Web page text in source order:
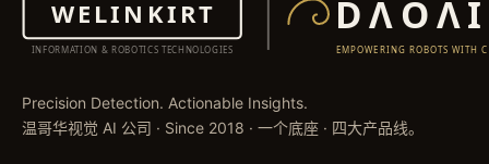
Precision Detection. Actionable Insights.
温哥华视觉 AI 公司 · Since 2018 · 一个底座 · 四大产品线。